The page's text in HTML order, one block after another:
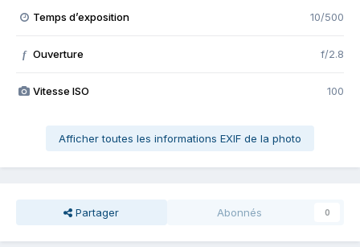
Temps d’exposition 10/500
f Ouverture f/2.8
Vitesse ISO 100
Afficher toutes les informations EXIF de la photo
Partager Abonnés 0